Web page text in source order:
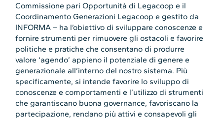
Commissione pari Opportunità di Legacoop e il
Coordinamento Generazioni Legacoop e gestito da
INFORMA – ha l’obiettivo di sviluppare conoscenze e
fornire strumenti per rimuovere gli ostacoli e favorire
politiche e pratiche che consentano di produrre
valore ‘agendo’ appieno il potenziale di genere e
generazionale all’interno del nostro sistema. Più
specificamente, si intende favorire lo sviluppo di
conoscenze e comportamenti e l’utilizzo di strumenti
che garantiscano buona governance, favoriscano la
partecipazione, rendano più attivi e consapevoli gli